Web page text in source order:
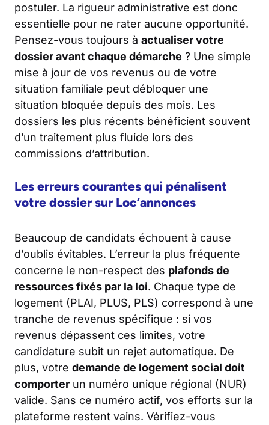
postuler. La rigueur administrative est donc
essentielle pour ne rater aucune opportunité.
Pensez-vous toujours à actualiser votre
dossier avant chaque démarche ? Une simple
mise à jour de vos revenus ou de votre
situation familiale peut débloquer une
situation bloquée depuis des mois. Les
dossiers les plus récents bénéficient souvent
d’un traitement plus fluide lors des
commissions d’attribution.
Les erreurs courantes qui pénalisent
votre dossier sur Loc’annonces
Beaucoup de candidats échouent à cause
d’oublis évitables. L’erreur la plus fréquente
concerne le non-respect des plafonds de
ressources fixés par la loi. Chaque type de
logement (PLAI, PLUS, PLS) correspond à une
tranche de revenus spécifique : si vos
revenus dépassent ces limites, votre
candidature subit un rejet automatique. De
plus, votre demande de logement social doit
comporter un numéro unique régional (NUR)
valide. Sans ce numéro actif, vos efforts sur la
plateforme restent vains. Vérifiez-vous